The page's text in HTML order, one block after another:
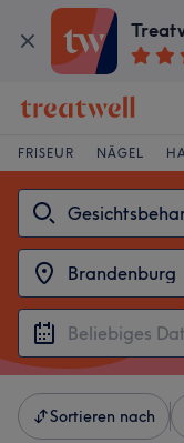
FRISEUR NÄGEL
Sortieren nach